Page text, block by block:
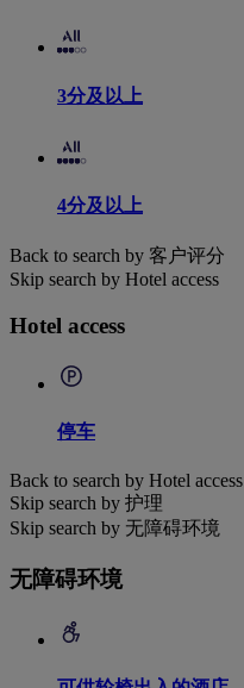
3分及以上
4分及以上
Back to search by 客户评分
Skip search by Hotel access
Hotel access
停车
Back to search by Hotel access
Skip search by 护理
Skip search by 无障碍环境
无障碍环境